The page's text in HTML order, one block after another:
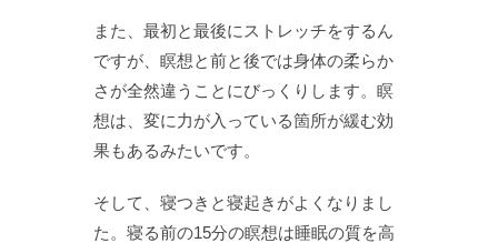
また、最初と最後にストレッチをするん
ですが、瞑想と前と後では身体の柔らか
さが全然違うことにびっくりします。瞑
想は、変に力が入っている箇所が緩む効
果もあるみたいです。
そして、寝つきと寝起きがよくなりまし
た。寝る前の15分の瞑想は睡眠の質を高